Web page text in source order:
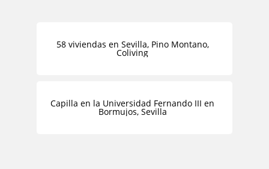
58 viviendas en Sevilla, Pino Montano,
Coliving
Capilla en la Universidad Fernando III en
Bormujos, Sevilla